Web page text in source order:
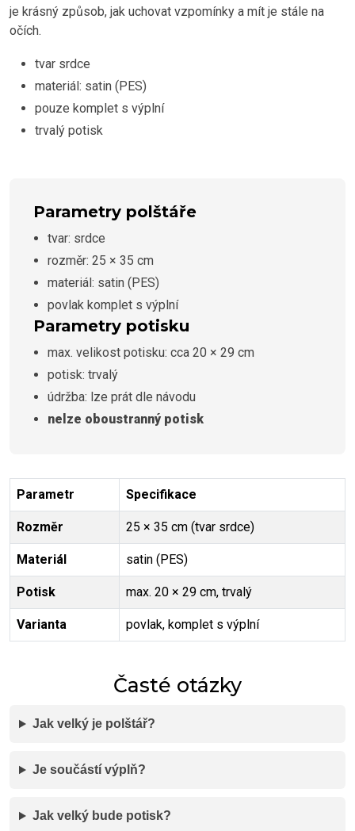
je krásný způsob, jak uchovat vzpomínky a mít je stále na
očích.
tvar srdce
materiál: satin (PES)
pouze komplet s výplní
trvalý potisk
Parametry polštáře
tvar: srdce
rozměr: 25 × 35 cm
materiál: satin (PES)
povlak komplet s výplní
Parametry potisku
max. velikost potisku: cca 20 × 29 cm
potisk: trvalý
údržba: lze prát dle návodu
nelze oboustranný potisk
Parametr Specifikace
Rozměr 25 × 35 cm (tvar srdce)
Materiál satin (PES)
Potisk max. 20 × 29 cm, trvalý
Varianta povlak, komplet s výplní
Časté otázky
Jak velký je polštář?
Je součástí výplň?
Jak velký bude potisk?